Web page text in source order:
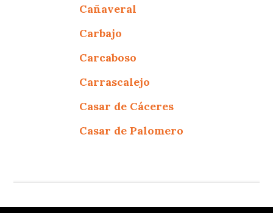
Cañaveral
Carbajo
Carcaboso
Carrascalejo
Casar de Cáceres
Casar de Palomero